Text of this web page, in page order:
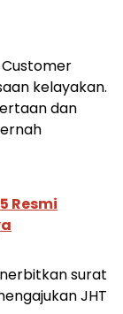
kelayakan.
dan
Resmi
surat
JHT